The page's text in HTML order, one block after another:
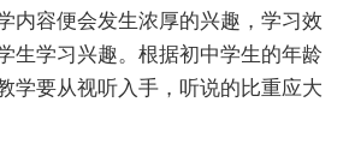
内容便会发生浓厚的兴趣，学习效
生学习兴趣。根据初中学生的年龄
学要从视听入手，听说的比重应大